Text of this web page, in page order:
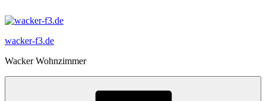
Inhalt
wacker-f3.de
Wacker Wohnzimmer